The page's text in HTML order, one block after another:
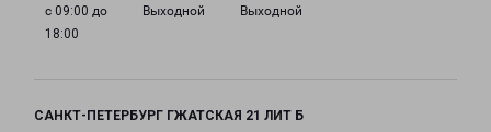
с 09:00 до
18:00
Выходной Выходной
САНКТ-ПЕТЕРБУРГ ГЖАТСКАЯ 21 ЛИТ Б